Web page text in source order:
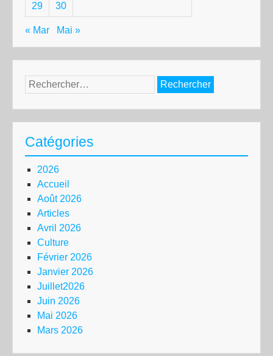
29 30
« Mar Mai »
Rechercher :
Catégories
2026
Accueil
Août 2026
Articles
Avril 2026
Culture
Février 2026
Janvier 2026
Juillet2026
Juin 2026
Mai 2026
Mars 2026